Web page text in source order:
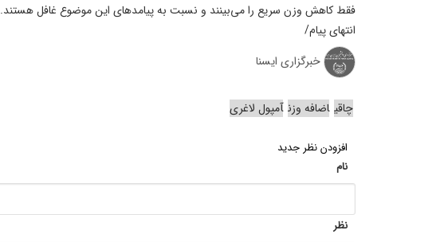
فقط کاهش وزن سریع را می‌بینند و نسبت به پیامدهای این موضوع غافل هستند.
انتهای پیام/
خبرگزاری ایسنا
چاقی اضافه وزن آمپول لاغری
افزودن نظر جدید
نام
نظر